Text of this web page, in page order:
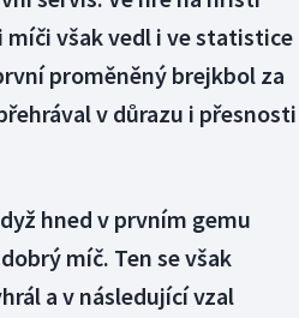
však vedl i ve statistice
proměněný brejkbol za
v důrazu i přesnosti
hned v prvním gemu
míč. Ten se však
a v následující vzal